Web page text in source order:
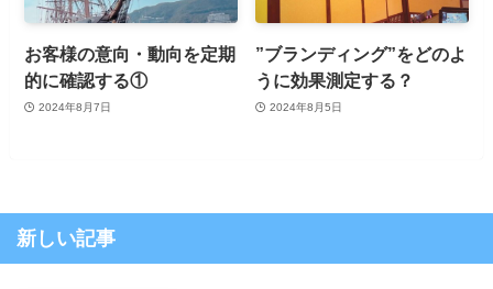
お客様の意向・動向を定期
的に確認する①
2024年8月7日
”ブランディング”をどのよ
うに効果測定する？
2024年8月5日
新しい記事